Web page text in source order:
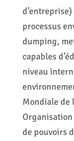
processus
dumping,
capables
niveau
Mondiale de
de pouvoirs